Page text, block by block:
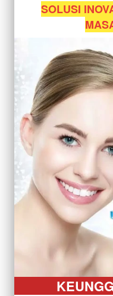
SOLUSI